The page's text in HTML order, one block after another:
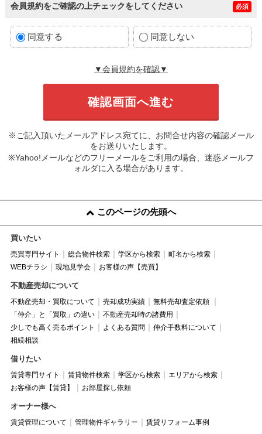
会員規約をご確認の上チェックをしてください 必須
同意する 同意しない
▼会員規約を確認▼
※ご記入頂いたメールアドレス宛てに、お問合せ内容の確認メール
をお送りいたします。
※Yahoo!メールなどのフリーメールをご利用の場合、迷惑メールフ
ォルダに入る場合があります。
このページの先頭へ
買いたい
売買専門サイト 総合物件検索 学区から検索
町名から検索
WEBチラシ
現地見学会 お客様の声【売買】
不動産売却について
不動産売却・買取について 売却成功実績
無料売却査定依頼
「仲介」と「買取」の違い
不動産売却時の諸費用
少しでも高く売るポイント
よくある質問
仲介手数料について
相続相談
借りたい
賃貸専門サイト 賃貸物件検索 学区から検索
エリアから検索
お客様の声【賃貸】
お部屋探し依頼
オーナー様へ
賃貸管理について 管理物件ギャラリー 賃貸リフォーム事例